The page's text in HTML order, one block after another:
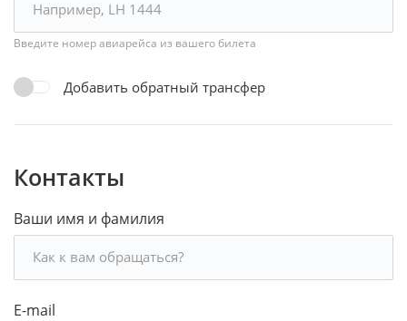
Введите номер авиарейса из вашего билета
Добавить обратный трансфер
Контакты
Ваши имя и фамилия
E-mail